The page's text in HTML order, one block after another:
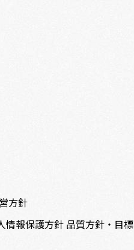
方針
情報保護方針 品質方針・目標